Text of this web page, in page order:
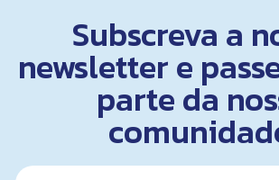
Subscreva a
newsletter e
parte da
N